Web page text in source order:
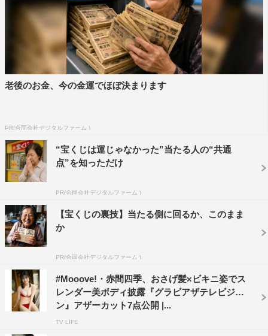
老後のお金、今の金運でほぼ決まります
PR(合同会社デジタルファーム )
“宝くじは運じゃなかった”当たる人の“共通
点”を知っただけ
PR(合同会社デジタルファーム )
【宝くじの裏技】当たる側に回るか、このまま
か
PR(合同会社デジタルファーム )
#Mooove!・赤間四季、おさげ髪×ビキニ姿でス
レンダー美ボディ披露『グラビアザテレビジョ
ン』アザーカット7点公開 |...
TV LIFE